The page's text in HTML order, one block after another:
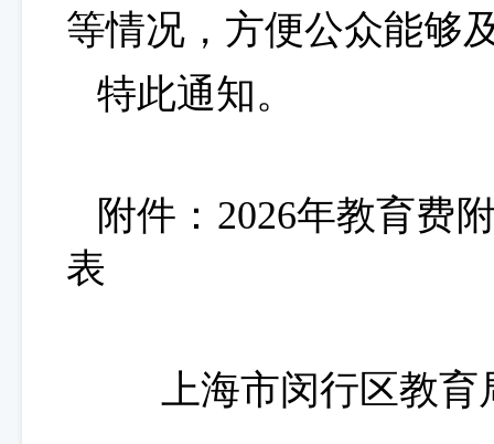
等情况，方便公众能够
特此通知。
附件： 2026年教育费
表
上海市闵行区教育